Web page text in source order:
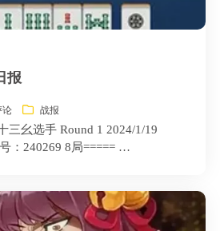
报
论 战报
幺选手 Round 1 2024/1/19
：240269 8局===== …